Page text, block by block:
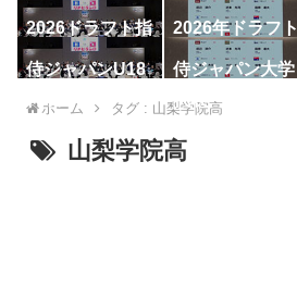
2026ドラフト指
名予想
2026年ドラフト
候補
侍ジャパンU18
代表
侍ジャパン大学
代表
ホーム タグ : 山梨学院高
山梨学院高